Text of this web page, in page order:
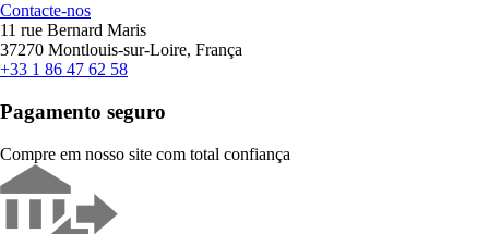
Contacte-nos
11 rue Bernard Maris
37270 Montlouis-sur-Loire, França
+33 1 86 47 62 58
Pagamento seguro
Compre em nosso site com total confiança